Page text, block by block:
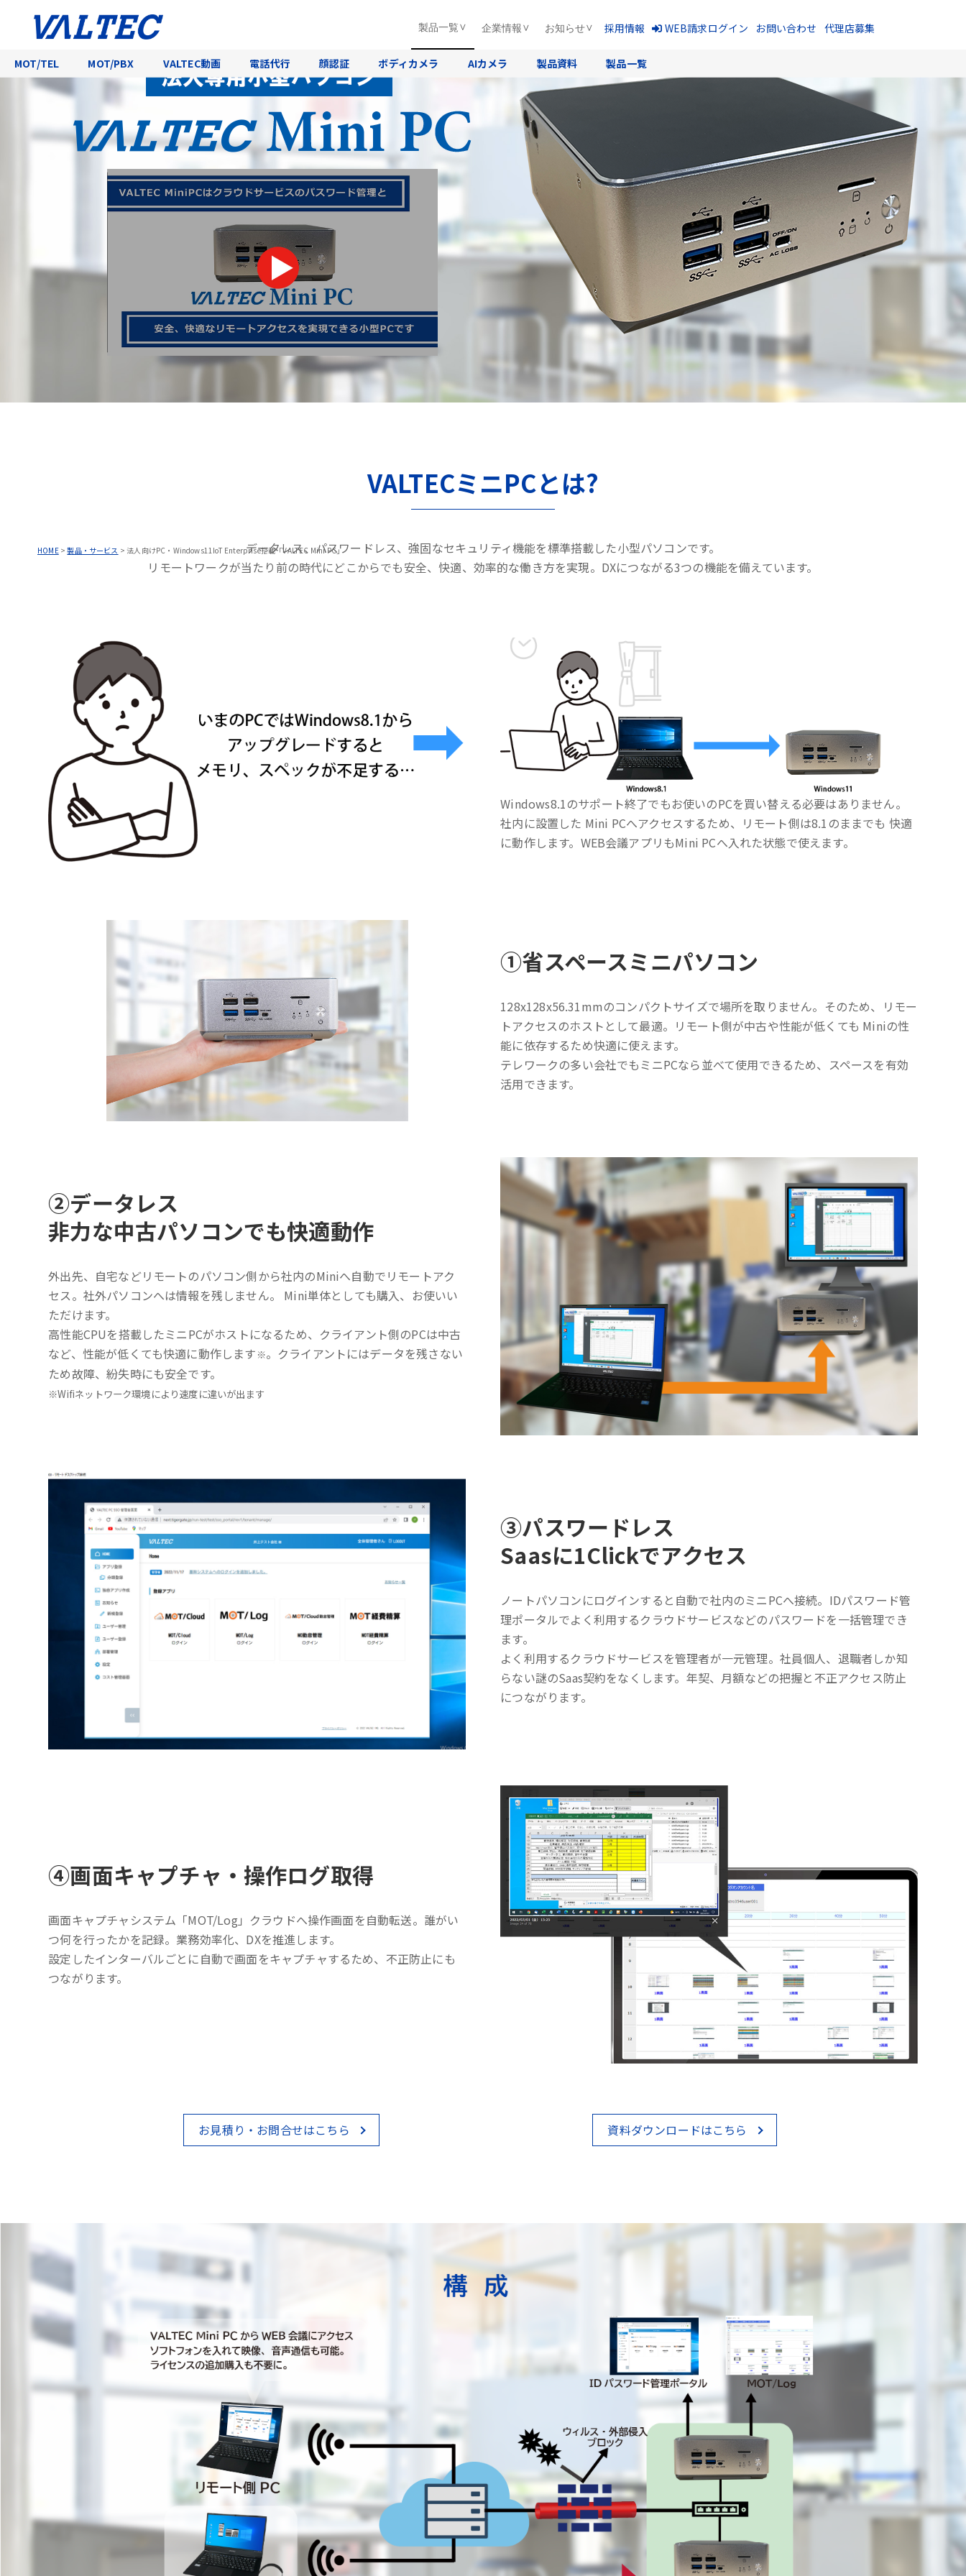
製品一覧
MOT/TEL MOT/PBX VALTEC動画 電話代行 顔認証 ボディカメラ AIカメラ 製品資料 製品一覧
企業情報 お知らせ 採用情報 WEB請求ログイン お問い合わせ 代理店募集
HOME>製品・サービス > 法人向けPC・Windows11IoT Enterprise搭載「VALTEC Mini PC」
法人向けミニPC・Windows11IoT Enterprise搭載
VALTECミニPCとは?
データレス、パスワードレス、強固なセキュリティ機能を標準搭載した小型パソコンです。
リモートワークが当たり前の時代にどこからでも安全、快適、効率的な働き方を実現。DXにつながる3つの機能を備えています。
Windows8.1のサポート終了でもお使いのPCを買い替える必要はありません。
社内に設置した Mini PCへアクセスするため、リモート側は8.1のままでも 快適
に動作します。WEB会議アプリもMini PCへ入れた状態で使えます。
①省スペースミニパソコン
128x128x56.31mmのコンパクトサイズで場所を取りません。そのため、リモー
トアクセスのホストとして最適。リモート側が中古や性能が低くても Miniの性
能に依存するため快適に使えます。
テレワークの多い会社でもミニPCなら並べて使用できるため、スペースを有効
活用できます。
②データレス
非力な中古パソコンでも快適動作
外出先、自宅などリモートのパソコン側から社内のMiniへ自動でリモートアク
セス。社外パソコンへは情報を残しません。 Mini単体としても購入、お使いい
ただけます。
高性能CPUを搭載したミニPCがホストになるため、クライアント側のPCは中古
など、性能が低くても快適に動作します ※。クライアントにはデータを残さない
ため故障、紛失時にも安全です。
※Wifiネットワーク環境により速度に違いが出ます
③パスワードレス
Saasに1Clickでアクセス
ノートパソコンにログインすると自動で社内のミニPCへ接続。IDパスワード管
理ポータルでよく利用するクラウドサービスなどのパスワードを一括管理でき
ます。
よく利用するクラウドサービスを管理者が一元管理。社員個人、退職者しか知
らない謎のSaas契約をなくします。年契、月額などの把握と不正アクセス防止
につながります。
④画面キャプチャ・操作ログ取得
画面キャプチャシステム「MOT/Log」クラウドへ操作画面を自動転送。誰がい
つ何を行ったかを記録。業務効率化、DXを推進します。
設定したインターバルごとに自動で画面をキャプチャするため、不正防止にも
つながります。
お見積り・お問合せはこちら 資料ダウンロードはこちら